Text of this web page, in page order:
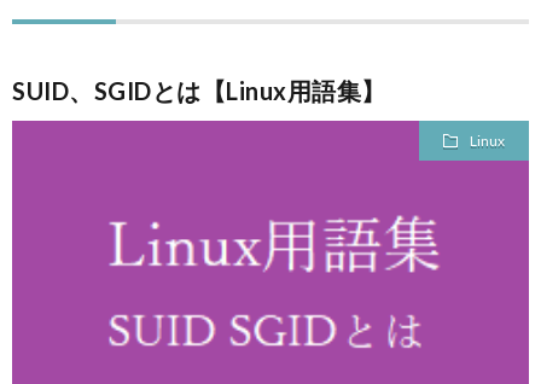
SEO
SUID、SGIDとは【Linux用語集】
Linux